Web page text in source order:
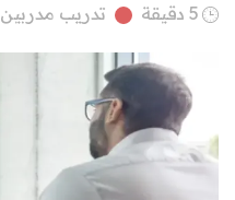
5 دقيقة
تدريب مدربين